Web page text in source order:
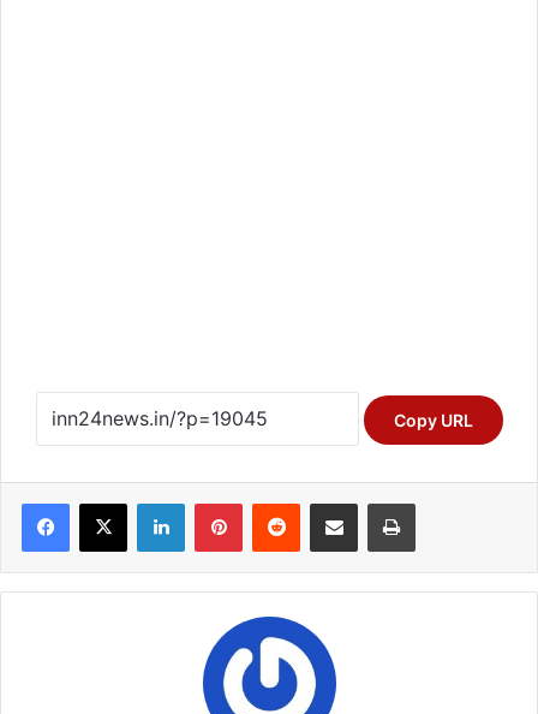
Copy URL
Facebook
X LinkedInPinterestReddit Share via Email Print